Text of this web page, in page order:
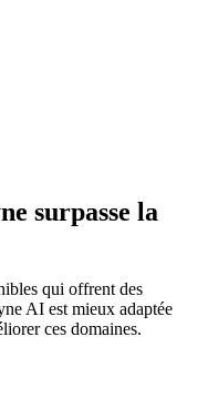
surpasse la
qui offrent des
AI est mieux adaptée
ces domaines.